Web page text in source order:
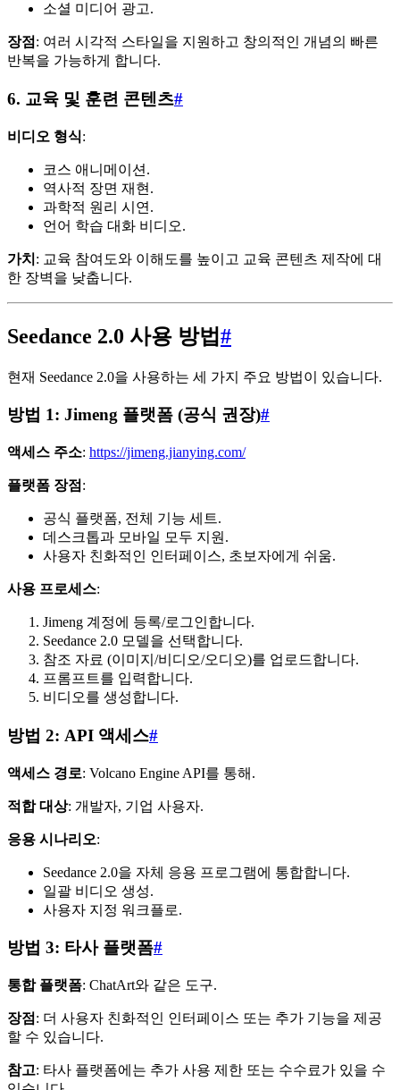
소셜 미디어 광고.
장점 : 여러 시각적 스타일을 지원하고 창의적인 개념의 빠른
반복을 가능하게 합니다.
6. 교육 및 훈련 콘텐츠#
비디오 형식:
코스 애니메이션.
역사적 장면 재현.
과학적 원리 시연.
언어 학습 대화 비디오.
가치 : 교육 참여도와 이해도를 높이고 교육 콘텐츠 제작에 대
한 장벽을 낮춥니다.
Seedance 2.0 사용 방법#
현재 Seedance 2.0을 사용하는 세 가지 주요 방법이 있습니다.
방법 1: Jimeng 플랫폼 (공식 권장)#
액세스 주소: https://jimeng.jianying.com/
플랫폼 장점 :
공식 플랫폼, 전체 기능 세트.
데스크톱과 모바일 모두 지원.
사용자 친화적인 인터페이스, 초보자에게 쉬움.
사용 프로세스:
Jimeng 계정에 등록/로그인합니다.
Seedance 2.0 모델을 선택합니다.
참조 자료 (이미지/비디오/오디오)를 업로드합니다.
프롬프트를 입력합니다.
비디오를 생성합니다.
방법 2: API 액세스#
액세스 경로: Volcano Engine API를 통해.
적합 대상: 개발자, 기업 사용자.
응용 시나리오:
Seedance 2.0을 자체 응용 프로그램에 통합합니다.
일괄 비디오 생성.
사용자 지정 워크플로.
방법 3: 타사 플랫폼#
통합 플랫폼: ChatArt와 같은 도구.
장점 : 더 사용자 친화적인 인터페이스 또는 추가 기능을 제공
할 수 있습니다.
참고: 타사 플랫폼에는 추가 사용 제한 또는 수수료가 있을 수